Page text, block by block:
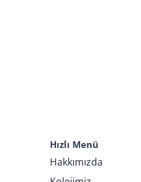
Hızlı Menü
Hakkımızda